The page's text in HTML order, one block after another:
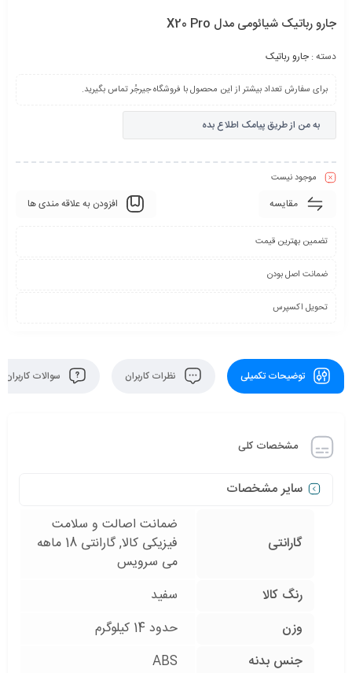
جارو رباتیک شیائومی مدل X20 Pro
دسته : جارو رباتیک
برای سفارش تعداد بیشتر از این محصول با فروشگاه جیرجُر تماس بگیرید.
به من از طریق پیامک اطلاع بده
موجود نیست
مقایسه افزودن به علاقه مندی ها
تضمین بهترین قیمت
ضمانت اصل بودن
تحویل اکسپرس
توضیحات تکمیلی نظرات کاربران سوالات کاربران
مشخصات کلی
سایر مشخصات
گارانتی
ضمانت اصالت و سلامت
فیزیکی کالا, گارانتی 18 ماهه
می سرویس
رنگ کالا
سفید
وزن
حدود 14 کیلوگرم
جنس بدنه
ABS